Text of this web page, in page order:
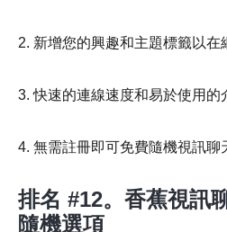
2. 新增您的興趣和主題標籤以在
3. 快速的連線速度和易於使用的
4. 無需註冊即可免費隨機視訊聊
排名 #12。香蕉視訊
隨機選項